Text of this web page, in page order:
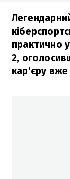
практично
2,
кар'єру вже